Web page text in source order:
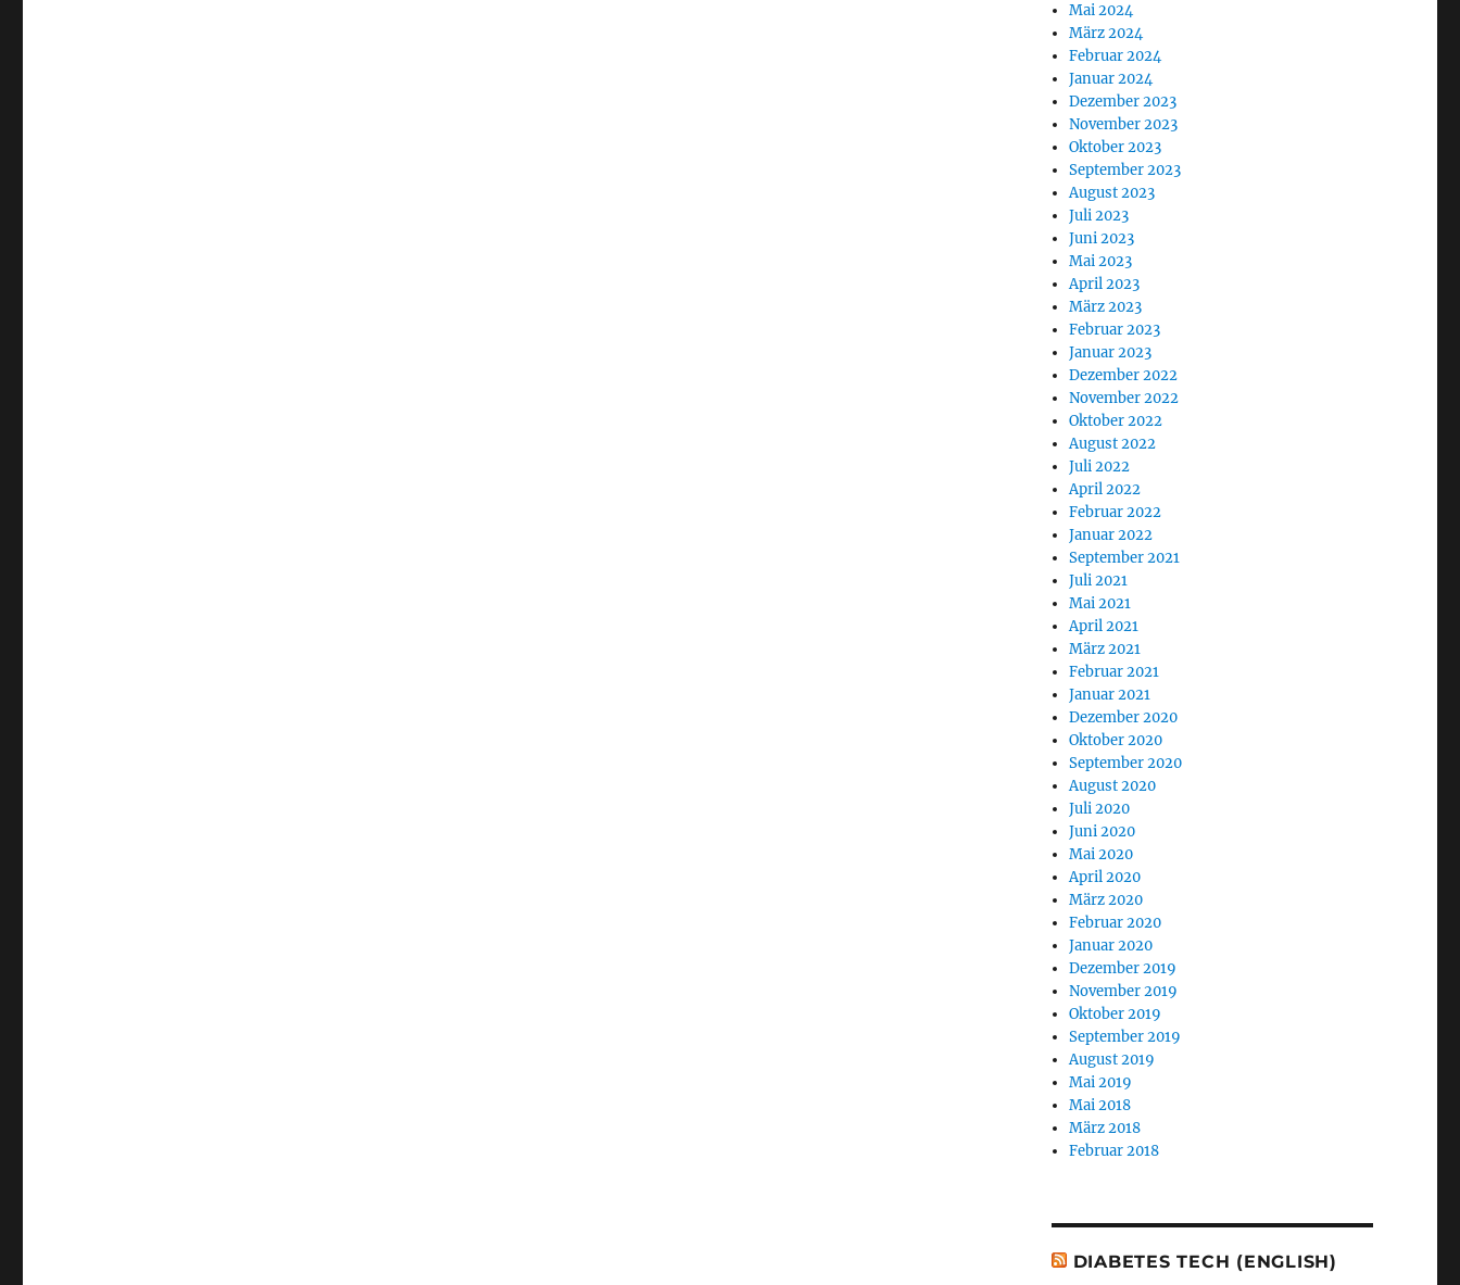
Mai 2024
März 2024
Februar 2024
Januar 2024
Dezember 2023
November 2023
Oktober 2023
September 2023
August 2023
Juli 2023
Juni 2023
Mai 2023
April 2023
März 2023
Februar 2023
Januar 2023
Dezember 2022
November 2022
Oktober 2022
August 2022
Juli 2022
April 2022
Februar 2022
Januar 2022
September 2021
Juli 2021
Mai 2021
April 2021
März 2021
Februar 2021
Januar 2021
Dezember 2020
Oktober 2020
September 2020
August 2020
Juli 2020
Juni 2020
Mai 2020
April 2020
März 2020
Februar 2020
Januar 2020
Dezember 2019
November 2019
Oktober 2019
September 2019
August 2019
Mai 2019
Mai 2018
März 2018
Februar 2018
DIABETES TECH (ENGLISH)